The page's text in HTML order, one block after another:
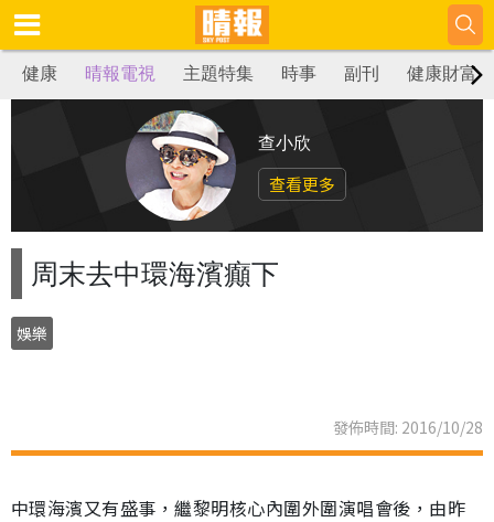
健康 晴報電視 主題特集 時事 副刊 健康財富
查小欣
查看更多
周末去中環海濱癲下
娛樂
發佈時間: 2016/10/28
中環海濱又有盛事，繼黎明核心內圍外圍演唱會後，由昨